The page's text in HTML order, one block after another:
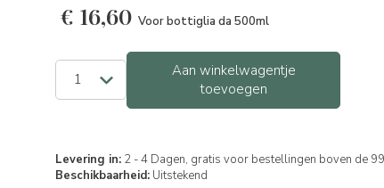
€ 16,60 Voor bottiglia da 500ml
Aan winkelwagentje
toevoegen
Levering in: 2 - 4 Dagen, gratis voor bestellingen boven de
Beschikbaarheid: Uitstekend